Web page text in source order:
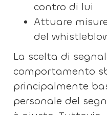
contro di lui
Attuare
del
La scelta di
comportamento
principalmente
personale del